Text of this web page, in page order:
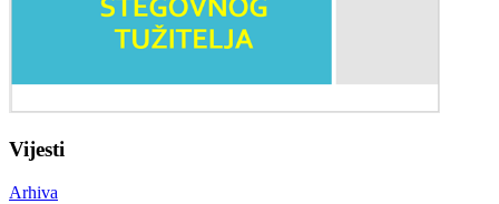
Vijesti
Arhiva